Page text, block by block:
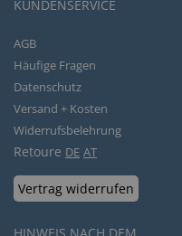
KUNDENSERVICE
AGB
Häufige Fragen
Datenschutz
Versand + Kosten
Widerrufsbelehrung
Retoure DE AT
Vertrag widerrufen